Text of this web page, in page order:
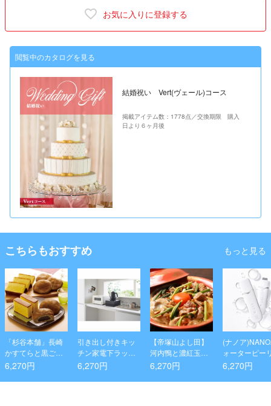
お気に入りに登録する
閲覧中のカタログを見る
結婚祝い Vert(ヴェール)コース
掲載アイテム数：1778点／交換期限 購入
日より６ヶ月後
こちらもおすすめ もっと見る
「杉谷本舗」長崎
かすてらと黒ごま
どら焼き詰合せ
6,270円
引き出し付きキッ
チン家電下ラック
タワー ブラック
6,270円
【帝塚山よし田】
河内鴨と濃紅玉子
の黄金丼(こがねど
ゅうまい5ケセット
6,270円
(ナノア
ォーターピー
グ 皮膚科医が
毛穴 ピーリン
6,270円